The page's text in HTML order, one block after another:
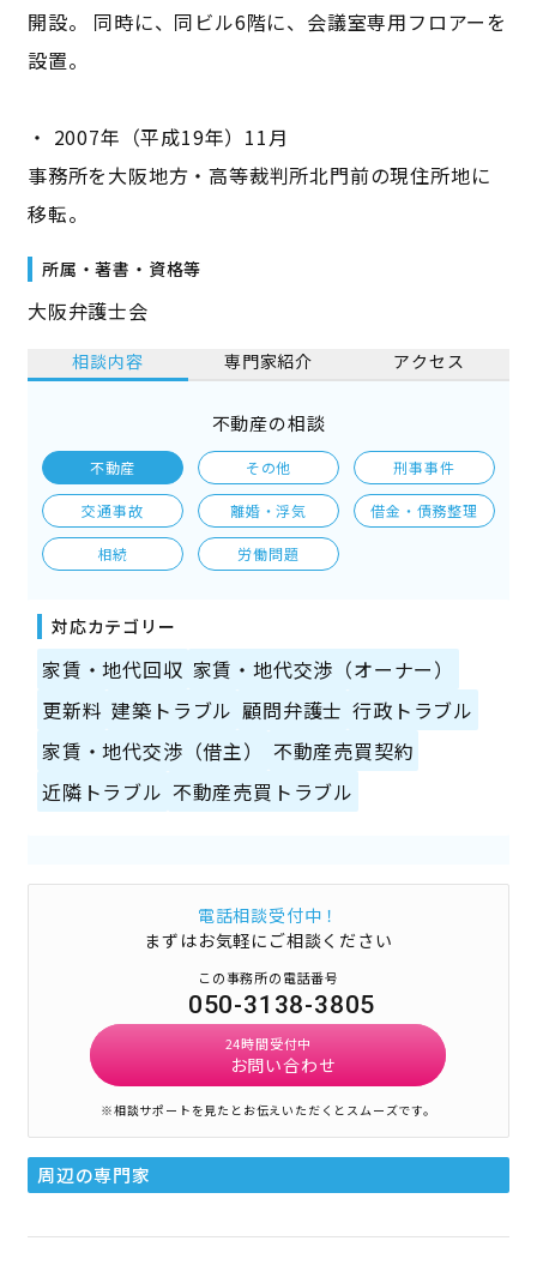
開設。 同時に、同ビル6階に、会議室専用フロアーを
設置。
・ 2007年（平成19年）11月
事務所を大阪地方・高等裁判所北門前の現住所地に
移転。
所属・著書・資格等
大阪弁護士会
相談内容 専門家紹介 アクセス
不動産の相談
不動産 その他 刑事事件
交通事故 離婚・浮気 借金・債務整理
相続 労働問題
対応カテゴリー
家賃・地代回収 家賃・地代交渉（オーナー）
更新料 建築トラブル 顧問弁護士 行政トラブル
家賃・地代交渉（借主）
不動産売買契約
近隣トラブル 不動産売買トラブル
電話相談受付中！
まずはお気軽にご相談ください
この事務所の電話番号
050-3138-3805
24時間受付中
お問い合わせ
※相談サポートを見たとお伝えいただくとスムーズです。
周辺の専門家